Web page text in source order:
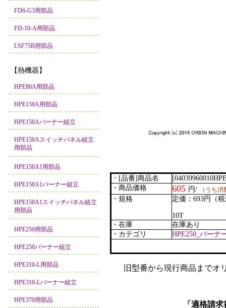
FD6-G3用部品
FD-10-A用部品
LSF75B用部品
【熱機器】
HPE80A用部品
HPE150A用部品
HPE150Aバーナー組立
HPE150Aスイッチパネル組立
用部品
HPE150A1用部品
HPE150A1バーナー組立
HPE150A1スイッチパネル組立
用部品
HPE250用部品
HPE250バーナー組立
HPE310-L用部品
HPE310-Lバーナー組立
HPE370用部品
・[品番]商品名
・商品価格
605 円/ （うち
・規格 定価：693円（
10T
・在庫
在庫あり
・カテゴリ
HPE250_バーナ
旧型番から現行商品まで
「適格請